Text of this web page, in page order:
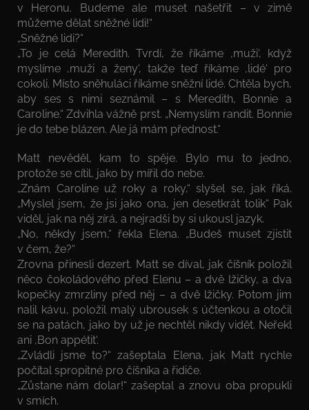
v Heronu. Budeme ale muset našetřit – v zimě
můžeme dělat sněžné lidi!“
„Sněžné lidi?“
„To je celá Meredith. Tvrdí, že říkáme ‚muži‘, když
myslíme ‚muži a ženy‘, takže teď říkáme ‚lidé‘ pro
cokoli. Místo sněhuláci říkáme sněžní lidé. Chtěla bych,
aby ses s nimi seznámil – s Meredith, Bonnie a
Caroline.“ Zdvihla vážně prst. „Nemyslím randit. Bonnie
je do tebe blázen. Ale já mám přednost.“
Matt nevěděl, kam to spěje. Bylo mu to jedno,
protože se cítil, jako by mířil do nebe.
„Znám Caroline už roky a roky,“ slyšel se, jak říká.
„Myslel jsem, že jsi jako ona, jen desetkrát tolik“ Pak
viděl, jak na něj zírá, a nejradši by si ukousl jazyk.
„No, někdy jsem,“ řekla Elena. „Budeš muset zjistit
v čem, že?“
Zrovna přinesli dezert. Matt se díval, jak číšník položil
něco čokoládového před Elenu – a dvě lžičky, a dva
kopečky zmrzliny před něj – a dvě lžičky. Potom jim
nalil kávu, položil malý ubrousek s účtenkou a otočil
se na patách, jako by už je nechtěl nikdy vidět. Neřekl
ani ‚Bon appétit‘.
„Zvládli jsme to?“ zašeptala Elena, jak Matt rychle
počítal spropitné pro číšníka a řidiče.
„Zůstane nám dolar!“ zašeptal a znovu oba propukli
v smích.